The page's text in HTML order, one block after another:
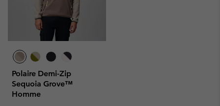
Polaire Demi-Zip
Sequoia Grove™
Homme